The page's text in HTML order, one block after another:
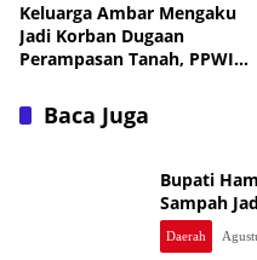
Keluarga Ambar Mengaku
Jadi Korban Dugaan
Perampasan Tanah, PPWI
Baca Juga
Bupati
Sampah
Daerah